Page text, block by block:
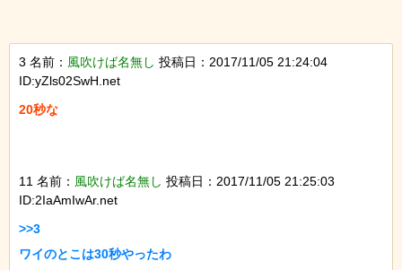
3 名前： 風吹けば名無し 投稿日：2017/11/05 21:24:04
ID:yZls02SwH.net
20秒な
11 名前： 風吹けば名無し 投稿日：2017/11/05 21:25:03
ID:2IaAmIwAr.net
>>3
ワイのとこは30秒やったわ